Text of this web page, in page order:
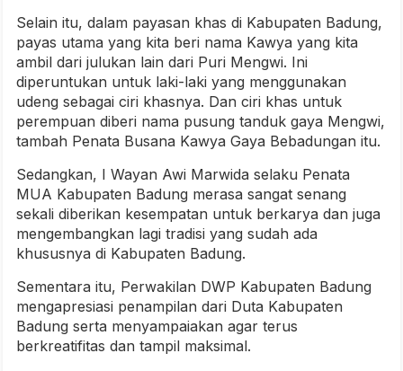
Selain itu, dalam payasan khas di Kabupaten Badung,
payas utama yang kita beri nama Kawya yang kita
ambil dari julukan lain dari Puri Mengwi. Ini
diperuntukan untuk laki-laki yang menggunakan
udeng sebagai ciri khasnya. Dan ciri khas untuk
perempuan diberi nama pusung tanduk gaya Mengwi,
tambah Penata Busana Kawya Gaya Bebadungan itu.
Sedangkan, I Wayan Awi Marwida selaku Penata
MUA Kabupaten Badung merasa sangat senang
sekali diberikan kesempatan untuk berkarya dan juga
mengembangkan lagi tradisi yang sudah ada
khususnya di Kabupaten Badung.
Sementara itu, Perwakilan DWP Kabupaten Badung
mengapresiasi penampilan dari Duta Kabupaten
Badung serta menyampaiakan agar terus
berkreatifitas dan tampil maksimal.